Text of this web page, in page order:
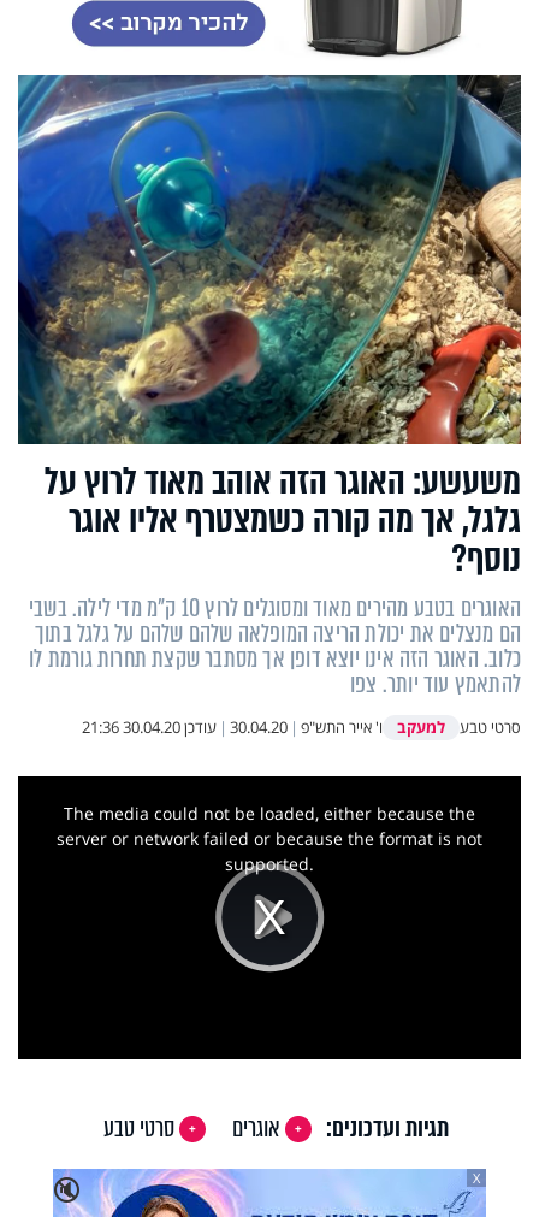
משעשע: האוגר הזה אוהב מאוד לרוץ על
גלגל, אך מה קורה כשמצטרף אליו אוגר
נוסף?
האוגרים בטבע מהירים מאוד ומסוגלים לרוץ 10 ק"מ מדי לילה. בשבי
הם מנצלים את יכולת הריצה המופלאה שלהם שלהם על גלגל בתוך
כלוב. האוגר הזה אינו יוצא דופן אך מסתבר שקצת תחרות גורמת לו
להתאמץ עוד יותר. צפו
סרטי טבע למעקב ו' אייר התש"פ |
30.04.20
| עודכן30.04.20 21:36
Play
Video
This
The media could not be loaded, either because the
server or network failed or because the format is not
supported.
תגיות ועדכונים: אוגרים
סרטי טבע
🔇
X